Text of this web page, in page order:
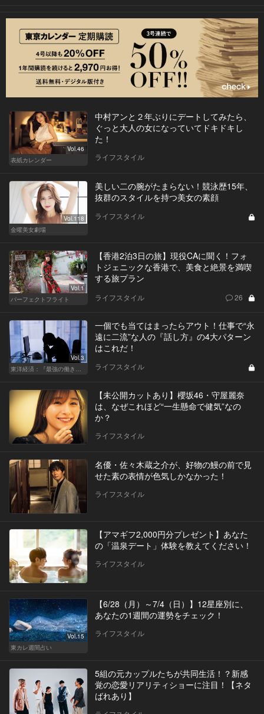
Vol.46
表紙カレンダー
中村アンと２年ぶりにデートしてみたら、
ぐっと大人の女になっていてドキドキし
た！
ライフスタイル
Vol.118
金曜美女劇場
美しい二の腕がたまらない！競泳歴15年、
抜群のスタイルを持つ美女の素顔
ライフスタイル
Vol.1
パーフェクトフライト
【香港2泊3日の旅】現役CAに聞く！フォ
トジェニックな香港で、美食と絶景を満喫
する旅プラン
ライフスタイル 26
Vol.3
東洋経済：『最強の働き方』『一流の育て方』
一個でも当てはまったらアウト！仕事で“永
遠に二流”な人の『話し方』の4大パターン
はこれだ！
ライフスタイル
【未公開カットあり】櫻坂46・守屋麗奈
は、なぜこれほど“一生懸命で健気”なの
か？
ライフスタイル
名優・佐々木蔵之介が、好物の鰻の前で見
せた素の表情が色気しかなかった！
ライフスタイル
【アマギフ2,000円分プレゼント】あなた
の「温泉デート」体験を教えてください！
ライフスタイル
Vol.15
東カレ週間占い
【6/28（月）～7/4（日）】12星座別に、
あなたの1週間の運勢をチェック！
ライフスタイル
5組の元カップルたちが共同生活！？新感
覚の恋愛リアリティショーに注目！【ネタ
ばれあり】